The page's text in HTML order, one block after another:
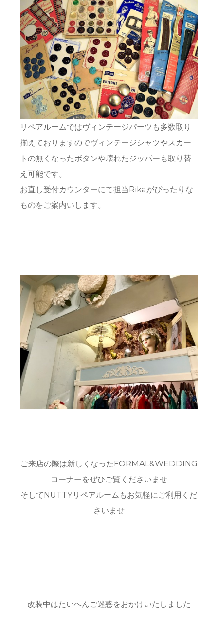
リペアルームではヴィンテージパーツも多数取り
揃えておりますのでヴィンテージシャツやスカー
トの無くなったボタンや壊れたジッパーも取り替
え可能です。
お直し受付カウンターにて担当Rikaがぴったりな
ものをご案内いします。
ご来店の際は新しくなったFORMAL&WEDDING
コーナーをぜひご覧くださいませ
そしてNUTTYリペアルームもお気軽にご利用くだ
さいませ
改装中はたいへんご迷惑をおかけいたしました